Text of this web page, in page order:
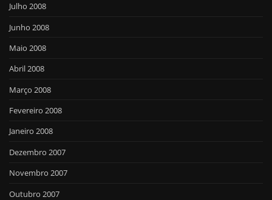
Julho 2008
Junho 2008
Maio 2008
Abril 2008
Março 2008
Fevereiro 2008
Janeiro 2008
Dezembro 2007
Novembro 2007
Outubro 2007